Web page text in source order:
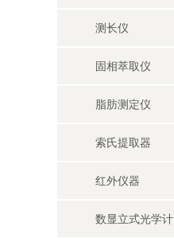
测长仪
固相萃取仪
脂肪测定仪
索氏提取器
红外仪器
数显立式光学计